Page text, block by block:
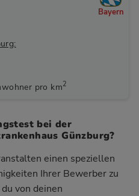
pro km2
Bayern
bei der
Günzburg?
einen speziellen
Ihrer Bewerber zu
von deinen